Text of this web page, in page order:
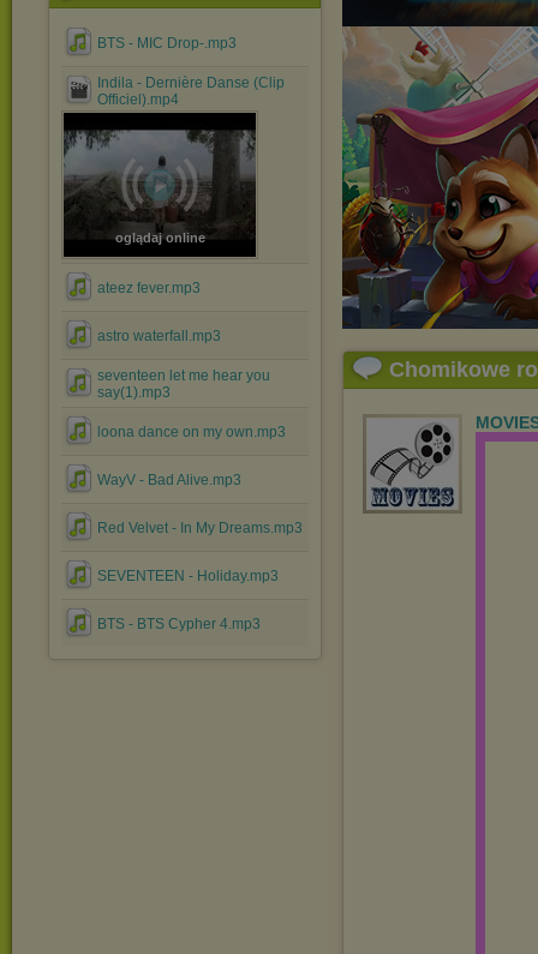
BTS - MIC Drop-.mp3
Indila - Dernière Danse (Clip
Officiel).mp4
oglądaj online
ateez fever.mp3
astro waterfall.mp3
seventeen let me hear you
say(1).mp3
loona dance on my own.mp3
WayV - Bad Alive.mp3
Red Velvet - In My Dreams.mp3
SEVENTEEN - Holiday.mp3
BTS - BTS Cypher 4.mp3
Chomikowe